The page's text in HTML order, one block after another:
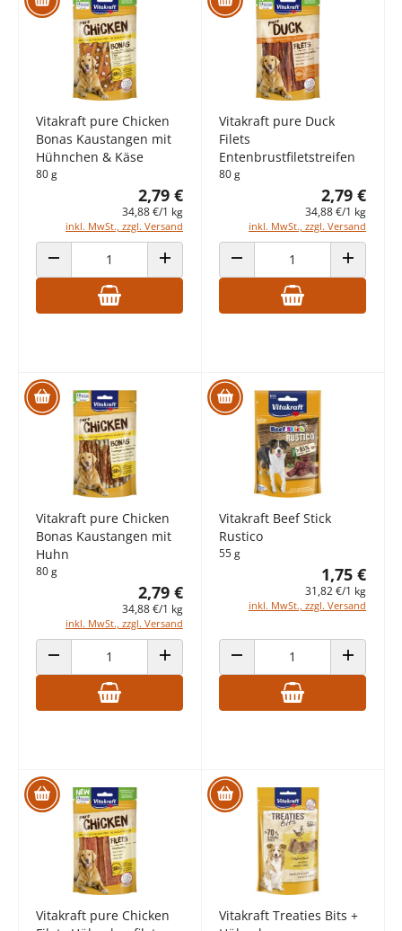
Vitakraft pure Chicken
Bonas Kaustangen mit
Hühnchen & Käse
80 g
2,79 €
34,88 €/1 kg
inkl. MwSt., zzgl. Versand
ANZAHL VERRINGERN ANZAHL ERHÖHEN
Vitakraft pure Duck
Filets
Entenbrustfiletstreifen
80 g
2,79 €
34,88 €/1 kg
inkl. MwSt., zzgl. Versand
ANZAHL VERRINGERN ANZAHL
Vitakraft pure Chicken
Bonas Kaustangen mit
Huhn
80 g
2,79 €
34,88 €/1 kg
inkl. MwSt., zzgl. Versand
ANZAHL VERRINGERN ANZAHL ERHÖHEN
Vitakraft Beef Stick
Rustico
55 g
1,75 €
31,82 €/1 kg
inkl. MwSt., zzgl. Versand
ANZAHL VERRINGERN ANZAHL
Vitakraft pure Chicken
Vitakraft Treaties Bits +